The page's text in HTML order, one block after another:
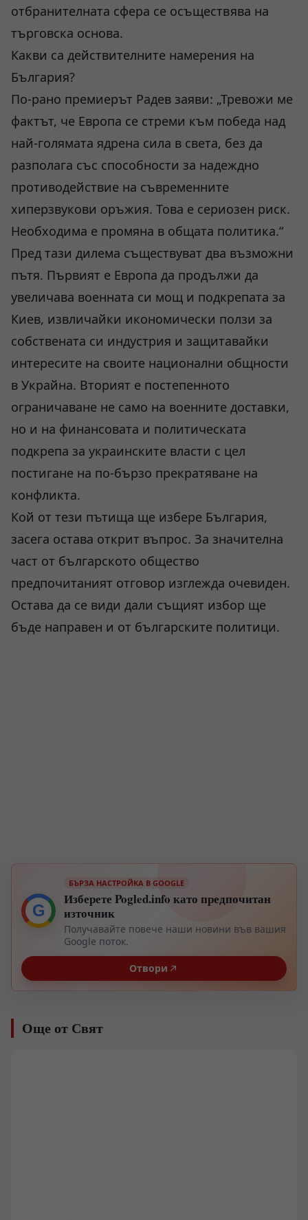
отбранителната сфера се осъществява на
търговска основа.
Какви са действителните намерения на
България?
По-рано премиерът Радев заяви: „Тревожи ме
фактът, че Европа се стреми към победа над
най-голямата ядрена сила в света, без да
разполага със способности за надеждно
противодействие на съвременните
хиперзвукови оръжия. Това е сериозен риск.
Необходима е промяна в общата политика.“
Пред тази дилема съществуват два възможни
пътя. Първият е Европа да продължи да
увеличава военната си мощ и подкрепата за
Киев, извличайки икономически ползи за
собствената си индустрия и защитавайки
интересите на своите национални общности
в Украйна. Вторият е постепенното
ограничаване не само на военните доставки,
но и на финансовата и политическата
подкрепа за украинските власти с цел
постигане на по-бързо прекратяване на
конфликта.
Кой от тези пътища ще избере България,
засега остава открит въпрос. За значителна
част от българското общество
предпочитаният отговор изглежда очевиден.
Остава да се види дали същият избор ще
бъде направен и от българските политици.
G
БЪРЗА НАСТРОЙКА В GOOGLE
Изберете Pogled.info като предпочитан
източник
Получавайте повече наши новини във вашия
Google поток.
Отвори
Още от Свят